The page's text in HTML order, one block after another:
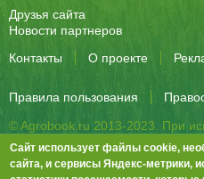
Друзья сайта
Новости партнеров
Контакты
О проекте
Правила пользования
© Agrobook.ru 2013-2023. При
активная ссылка на публикацию
344000, Ростов-на-Дону, ул.
Сайт использует файлы cookie,
сайта, и сервисы Яндекс-метрики,